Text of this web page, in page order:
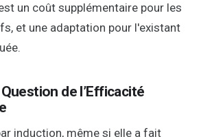
un coût supplémentaire pour les
et une adaptation pour l'existant
Question de l’Efficacité
induction, même si elle a fait